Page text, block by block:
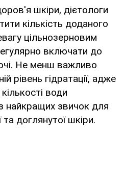
шкіри, дієтологи
кількість доданого
цільнозерновим
включати до
Не менш важливо
рівень гідратації, адже
води
найкращих звичок для
доглянутої шкіри.